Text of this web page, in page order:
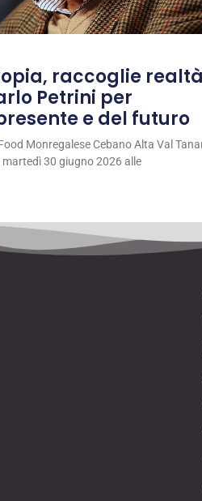
raccoglie
Petrini per
e del futuro
Monregalese Cebano Alta Val
30 giugno 2026 alle